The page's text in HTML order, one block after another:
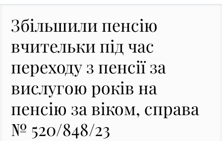
Збільшили пенсію
вчительки під час
переходу з пенсії за
вислугою років на
пенсію за віком, справа
№ 520/848/23